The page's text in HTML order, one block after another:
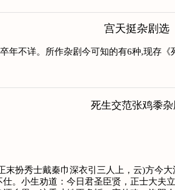
宫天挺杂剧选
不详。所作杂剧今可知的有6种,现存《
死生交范张鸡黍杂
士戴秦巾深衣引三人上，云)方今大
。小生劝道：今日君圣臣贤，正士大